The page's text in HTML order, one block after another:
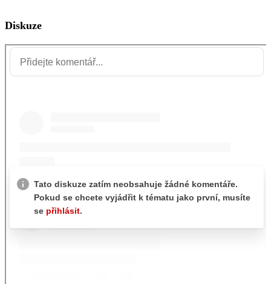
Diskuze